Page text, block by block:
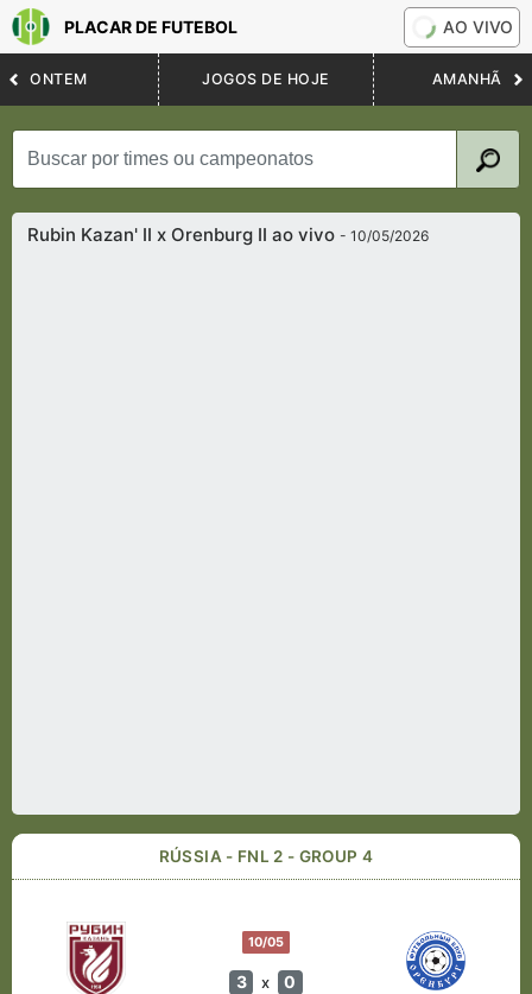
PLACAR DE FUTEBOL AO VIVO
ONTEM JOGOS DE HOJE AMANHÃ
Rubin Kazan' II x Orenburg II ao vivo- 10/05/2026
RÚSSIA - FNL 2 - GROUP 4
10/05
3 x 0